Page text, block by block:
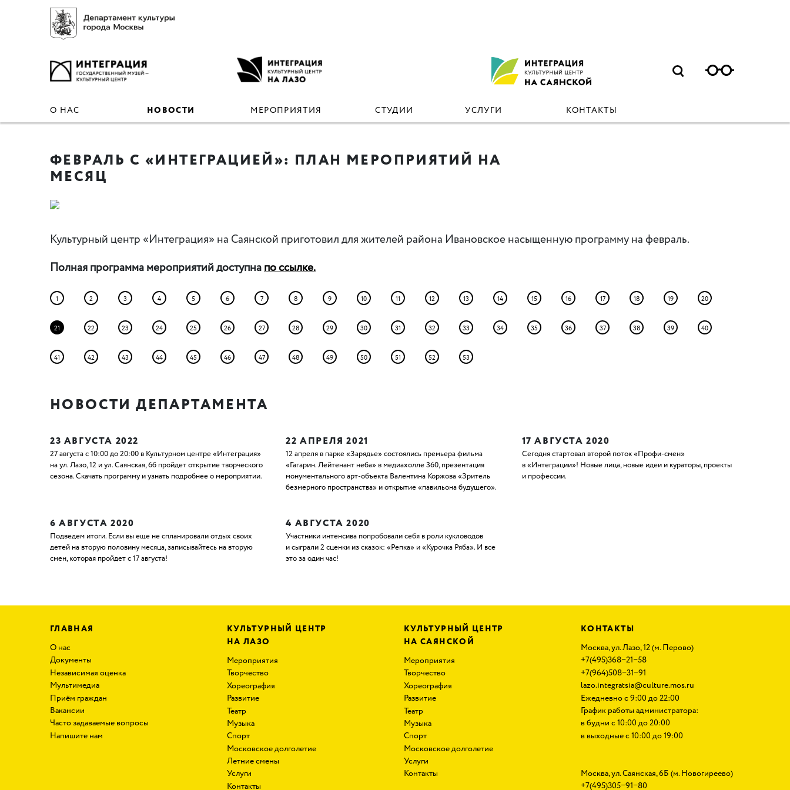
О НАС НОВОСТИ МЕРОПРИЯТИЯ СТУДИИ УСЛУГИ КОНТАКТЫ
ФЕВРАЛЬ С «ИНТЕГРАЦИЕЙ»: ПЛАН МЕРОПРИЯТИЙ НА
МЕСЯЦ
Культурный центр «Интеграция» на Саянской приготовил для жителей района Ивановское насыщенную программу на февраль.
Полная программа мероприятий доступнапо ссылке.
1 2 3 4 5 6 7 8 9 10 11 12 13 14 15 16 17 18 19 20
21 22 23 24 25 26 27 28 29 30 31 32 33 34 35 36 37 38 39 40
41 42 43 44 45 46 47 48 49 50 51 52 53
НОВОСТИ ДЕПАРТАМЕНТА
23 АВГУСТА 2022
27 августа с 10:00 до 20:00 в Культурном центре «Интеграция»
на ул. Лазо, 12 и ул. Саянская, 6б пройдет открытие творческого
сезона. Скачать программу и узнать подробнее о мероприятии.
22 АПРЕЛЯ 2021
12 апреля в парке «Зарядье» состоялись премьера фильма
«Гагарин. Лейтенант неба» в медиахолле 360, презентация
монументального арт-объекта Валентина Коржова «Зритель
безмерного пространства» и открытие «павильона будущего».
17 АВГУСТА 2020
Сегодня стартовал второй поток «Профи-смен»
в «Интеграции»! Новые лица, новые идеи и кураторы, проекты
и профессии.
6 АВГУСТА 2020
Подведем итоги. Если вы еще не спланировали отдых своих
детей на вторую половину месяца, записывайтесь на вторую
смен, которая пройдет с 17 августа!
4 АВГУСТА 2020
Участники интенсива попробовали себя в роли кукловодов
и сыграли 2 сценки из сказок: «Репка» и «Курочка Ряба». И все
это за один час!
ГЛАВНАЯ
О нас
Документы
Независимая оценка
Мультимедиа
Приём граждан
Вакансии
Часто задаваемые вопросы
Напишите нам
КУЛЬТУРНЫЙ ЦЕНТР
НА ЛАЗО
Мероприятия
Творчество
Хореография
Развитие
Театр
Музыка
Спорт
Московское долголетие
Летние смены
Услуги
Контакты
КУЛЬТУРНЫЙ ЦЕНТР
НА САЯНСКОЙ
Мероприятия
Творчество
Хореография
Развитие
Театр
Музыка
Спорт
Московское долголетие
Услуги
Контакты
КОНТАКТЫ
Москва, ул. Лазо, 12(м. Перово)
+7(495)368−21−58
+7(964)508−31−91
lazo.integratsia@culture.mos.ru
Ежедневно с 9:00 до 22:00
График работы администратора:
в будни с 10:00 до 20:00
в выходные с 10:00 до 19:00
Москва, ул. Саянская, 6Б (м. Новогиреево)
+7(495)305−91−80